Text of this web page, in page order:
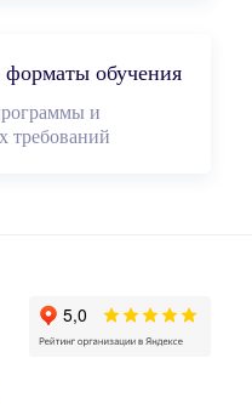
обучения
и
требований